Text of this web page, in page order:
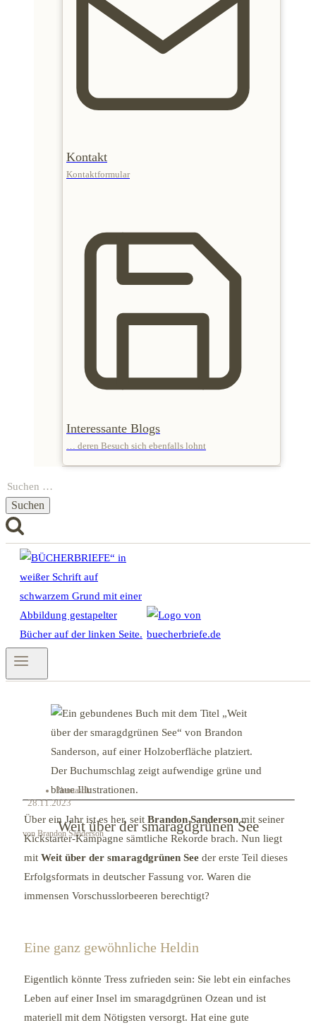
Kontakt
Kontaktformular
Interessante Blogs
… deren Besuch sich ebenfalls lohnt
Suchen
nach:
Weit über der smaragdgrünen See
von Brandon Sanderson
28.11.2023
Phantastik
Über ein Jahr ist es her, seit Brandon Sandersonmit seiner
Kickstarter-Kampagne sämtliche Rekorde brach. Nun liegt
mit Weit über der smaragdgrünen Seeder erste Teil dieses
Erfolgsformats in deutscher Fassung vor. Waren die
immensen Vorschusslorbeeren berechtigt?
Eine ganz gewöhnliche Heldin
Eigentlich könnte Tress zufrieden sein: Sie lebt ein einfaches
Leben auf einer Insel im smaragdgrünen Ozean und ist
materiell mit dem Nötigsten versorgt. Hat eine gute